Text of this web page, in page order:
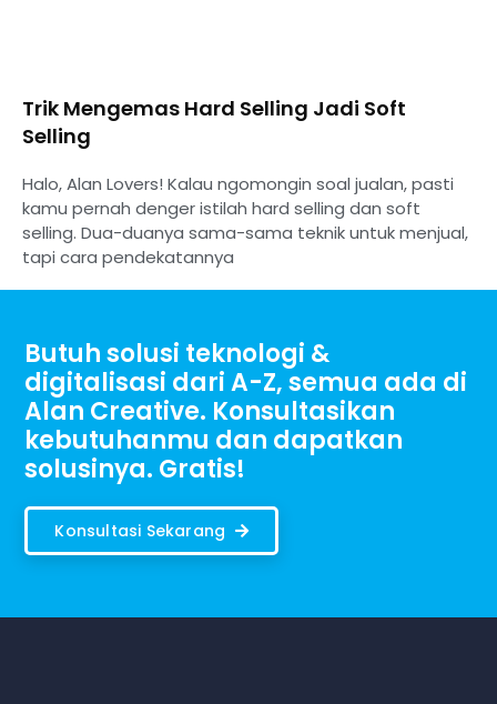
Trik Mengemas Hard Selling Jadi Soft
Selling
Halo, Alan Lovers! Kalau ngomongin soal jualan, pasti
kamu pernah denger istilah hard selling dan soft
selling. Dua-duanya sama-sama teknik untuk menjual,
tapi cara pendekatannya
Butuh solusi teknologi &
digitalisasi dari A-Z, semua ada di
Alan Creative. Konsultasikan
kebutuhanmu dan dapatkan
solusinya. Gratis!
Konsultasi Sekarang